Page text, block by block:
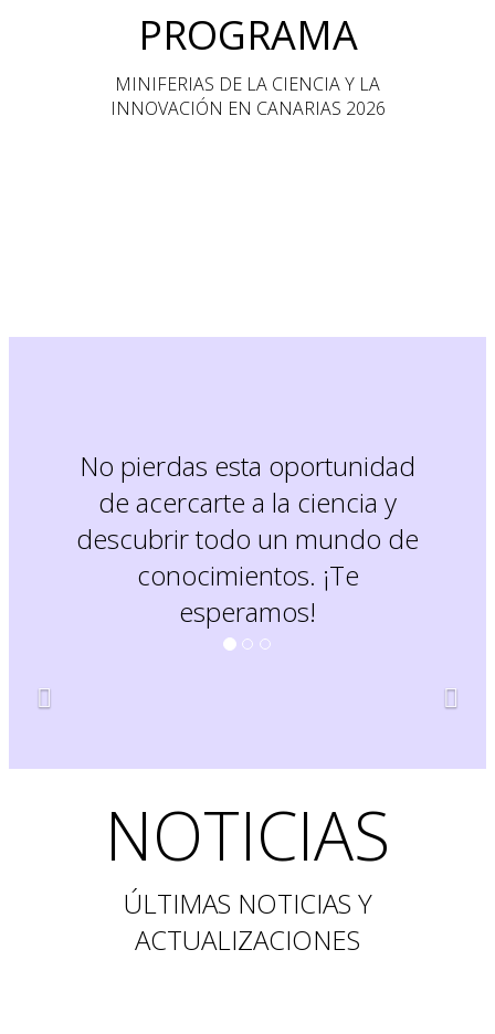
PROGRAMA
MINIFERIAS DE LA CIENCIA Y LA
INNOVACIÓN EN CANARIAS 2026
No pierdas esta oportunidad
de acercarte a la ciencia y
descubrir todo un mundo de
conocimientos. ¡Te
esperamos!
NOTICIAS
ÚLTIMAS NOTICIAS Y
ACTUALIZACIONES